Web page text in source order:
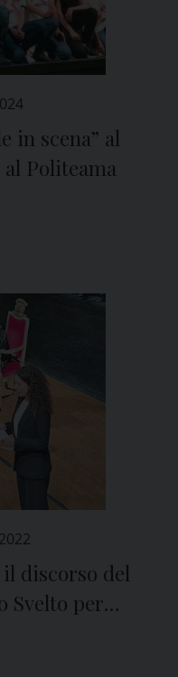
in scena” al
Politeama
discorso del
Svelto per